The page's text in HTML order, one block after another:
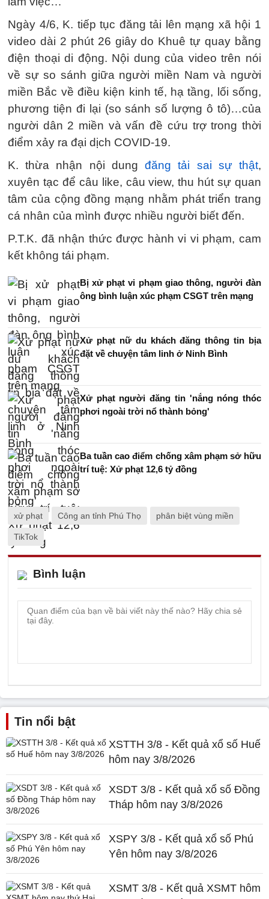
Ngày 4/6, K. tiếp tục đăng tải lên mạng xã hội 1
video dài 2 phút 26 giây do Khuê tự quay bằng
điện thoại di động. Nội dung của video trên nói
về sự so sánh giữa người miền Nam và người
miền Bắc về điều kiện kinh tế, hạ tầng, lối sống,
phương tiện đi lại (so sánh số lượng ô tô)…của
người dân 2 miền và vấn đề cứu trợ trong thời
điểm xảy ra đại dịch COVID-19.
K. thừa nhận nội dungđăng tải sai sự thật,
xuyên tạc để câu like, câu view, thu hút sự quan
tâm của cộng đồng mạng nhằm phát triển trang
cá nhân của mình được nhiều người biết đến.
P.T.K. đã nhận thức được hành vi vi phạm, cam
kết không tái phạm.
Bị xử phạt vi phạm giao thông, người đàn
ông bình luận xúc phạm CSGT trên mạng
Xử phạt nữ du khách đăng thông tin bịa
đặt về chuyện tâm linh ở Ninh Bình
Xử phạt người đăng tin 'nắng nóng thóc
phơi ngoài trời nổ thành bỏng'
Ba tuần cao điểm chống xâm phạm sở hữu
trí tuệ: Xử phạt 12,6 tỷ đồng
xử phạt Công an tỉnh Phú Thọ phân biệt vùng miền
TikTok
Bình luận
Tin nổi bật
XSTTH 3/8 - Kết quả xổ số Huế
hôm nay 3/8/2026
XSDT 3/8 - Kết quả xổ số Đồng
Tháp hôm nay 3/8/2026
XSPY 3/8 - Kết quả xổ số Phú
Yên hôm nay 3/8/2026
XSMT 3/8 - Kết quả XSMT hôm